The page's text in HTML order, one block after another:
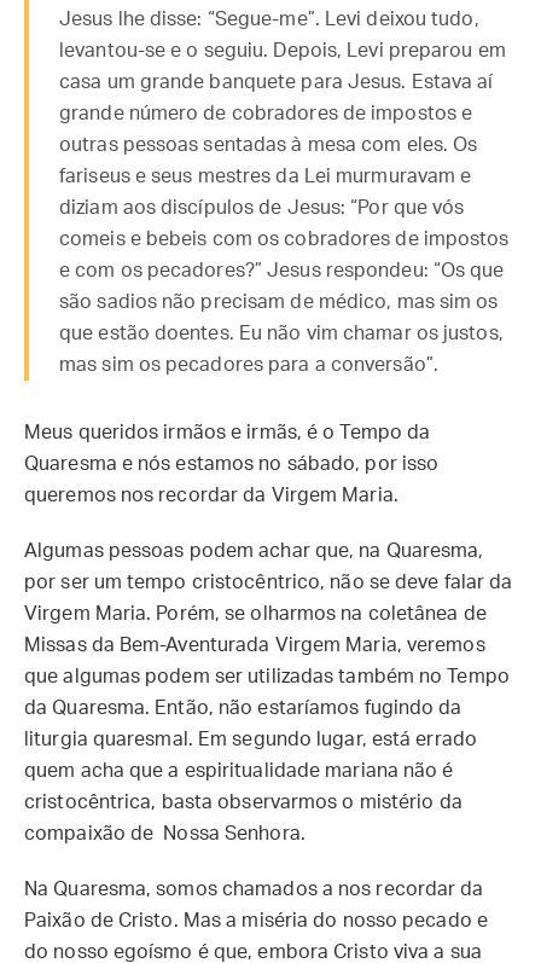
Jesus lhe disse: “Segue-me”. Levi deixou tudo,
levantou-se e o seguiu. Depois, Levi preparou em
casa um grande banquete para Jesus. Estava aí
grande número de cobradores de impostos e
outras pessoas sentadas à mesa com eles. Os
fariseus e seus mestres da Lei murmuravam e
diziam aos discípulos de Jesus: “Por que vós
comeis e bebeis com os cobradores de impostos
e com os pecadores?” Jesus respondeu: “Os que
são sadios não precisam de médico, mas sim os
que estão doentes. Eu não vim chamar os justos,
mas sim os pecadores para a conversão”.
Meus queridos irmãos e irmãs, é o Tempo da
Quaresma e nós estamos no sábado, por isso
queremos nos recordar da Virgem Maria.
Algumas pessoas podem achar que, na Quaresma,
por ser um tempo cristocêntrico, não se deve falar da
Virgem Maria. Porém, se olharmos na coletânea de
Missas da Bem-Aventurada Virgem Maria, veremos
que algumas podem ser utilizadas também no Tempo
da Quaresma. Então, não estaríamos fugindo da
liturgia quaresmal. Em segundo lugar, está errado
quem acha que a espiritualidade mariana não é
cristocêntrica, basta observarmos o mistério da
compaixão de Nossa Senhora.
Na Quaresma, somos chamados a nos recordar da
Paixão de Cristo. Mas a miséria do nosso pecado e
do nosso egoísmo é que, embora Cristo viva a sua